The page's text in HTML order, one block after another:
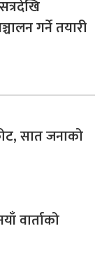
गर्ने तयारी
सात जनाको
वार्ताको